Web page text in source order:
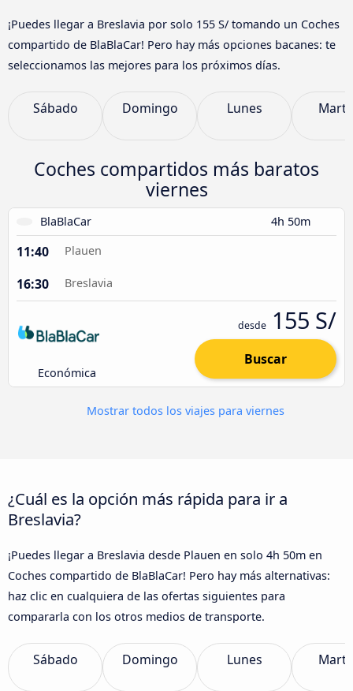
¡Puedes llegar a Breslavia por solo 155 S/ tomando un Coches
compartido de BlaBlaCar! Pero hay más opciones bacanes: te
seleccionamos las mejores para los próximos días.
Sábado Domingo Lunes
Coches compartidos más baratos
viernes
BlaBlaCar 4h 50m
11:40 Plauen
16:30 Breslavia
Económica
desde 155 S/
Buscar
Mostrar todos los viajes para viernes
¿Cuál es la opción más rápida para ir a
Breslavia?
¡Puedes llegar a Breslavia desde Plauen en solo 4h 50m en
Coches compartido de BlaBlaCar! Pero hay más alternativas:
haz clic en cualquiera de las ofertas siguientes para
compararla con los otros medios de transporte.
Sábado Domingo Lunes